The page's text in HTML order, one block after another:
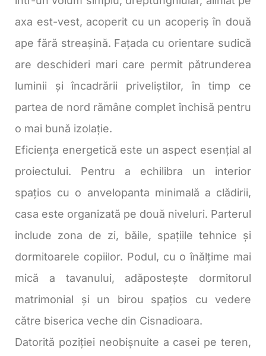
axa est-vest, acoperit cu un acoperiș în două
ape fără streașină. Fațada cu orientare sudică
are deschideri mari care permit pătrunderea
luminii și încadrării priveliștilor, în timp ce
partea de nord rămâne complet închisă pentru
o mai bună izolație.
Eficiența energetică este un aspect esențial al
proiectului. Pentru a echilibra un interior
spațios cu o anvelopanta minimală a clădirii,
casa este organizată pe două niveluri. Parterul
include zona de zi, băile, spațiile tehnice și
dormitoarele copiilor. Podul, cu o înălțime mai
mică a tavanului, adăpostește dormitorul
matrimonial și un birou spațios cu vedere
către biserica veche din Cisnadioara.
Datorită poziției neobișnuite a casei pe teren,